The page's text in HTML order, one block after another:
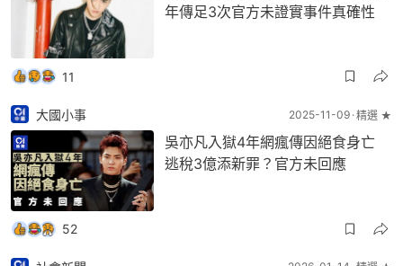
年傳足3次官方未證實事件真確性
11
大國小事 2025-11-09 精選 ★
吳亦凡入獄4年網瘋傳因絕食身亡
逃稅3億添新罪？官方未回應
52